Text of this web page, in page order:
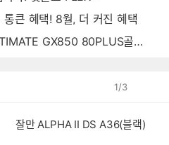
큰 혜택! 8월, 더 커진 혜택
80PLUS골드 풀모듈러 ATX3.0 블랙
1/3
잘만 ALPHA II DS A36(블랙)